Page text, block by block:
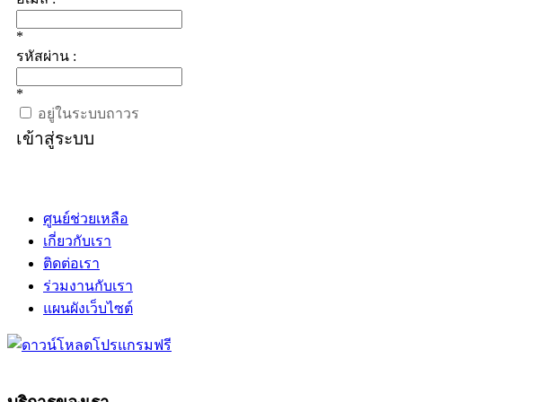
*
รหัสผ่าน :
*
อยู่ในระบบถาวร
เข้าสู่ระบบ
ศูนย์ช่วยเหลือ
เกี่ยวกับเรา
ติดต่อเรา
ร่วมงานกับเรา
แผนผังเว็บไซต์